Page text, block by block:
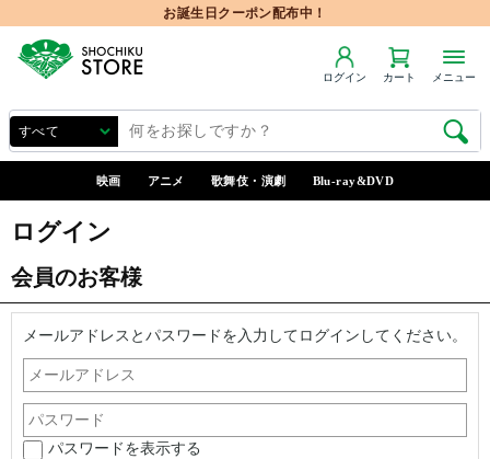
お誕生日クーポン配布中！
ログイン カート メニュー
映画 アニメ 歌舞伎・演劇 Blu-ray&DVD
ログイン
会員のお客様
メールアドレスとパスワードを入力してログインしてください。
パスワードを表示する